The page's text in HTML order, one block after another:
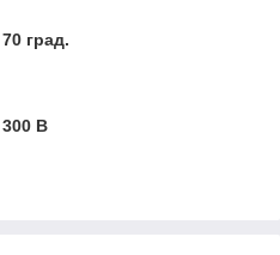
70 град.
300 В